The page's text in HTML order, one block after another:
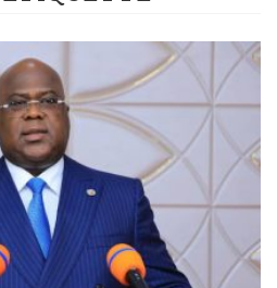
Guinée :
Réforme
Bénin : Patrice